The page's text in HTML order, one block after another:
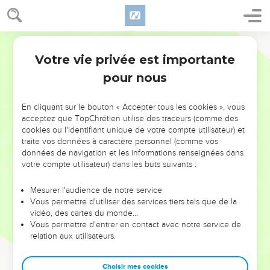
NE MANQUEZ PAS L’ÉVÉNEMENT
DE L’ANNÉE !
ET SI LEURS ERREURS POUVAIENT VOUS ÉVITER LES
VOTRES ?
leur foi ou leur vision. Mais on voit moins les doutes, les erreurs
et les saisons difficiles qu'ils ont traversés, alors même que ce
sont elles qui les ont façonnés.
Dans cette conférence, leaders, entrepreneurs, et responsables
clés pour avancer avec plus de sagesse afin que leurs erreurs
Votre vie privée est importante
pour nous
En cliquant sur le bouton « Accepter tous les cookies », vous
acceptez que TopChrétien utilise des traceurs (comme des
cookies ou l'identifiant unique de votre compte utilisateur) et
traite vos données à caractère personnel (comme vos
données de navigation et les informations renseignées dans
votre compte utilisateur) dans les buts suivants :
Mesurer l'audience de notre service
Vous permettre d'utiliser des services tiers tels que de la
vidéo, des cartes du monde…
Vous permettre d'entrer en contact avec notre service de
relation aux utilisateurs.
Choisir mes cookies